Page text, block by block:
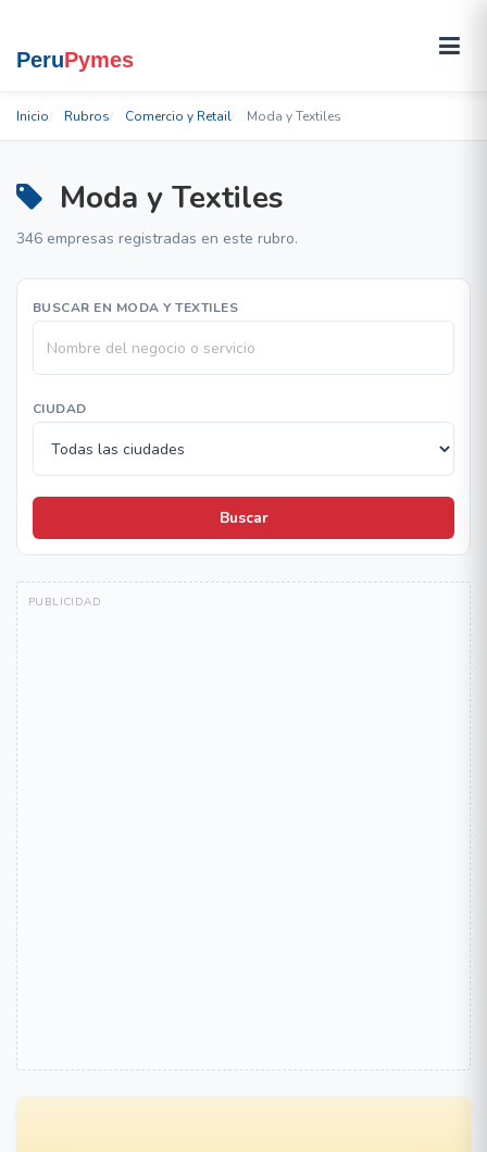
Inicio Rubros Comercio y Retail Moda y Textiles
Moda y Textiles
346 empresas registradas en este rubro.
BUSCAR EN MODA Y TEXTILES
CIUDAD
Buscar